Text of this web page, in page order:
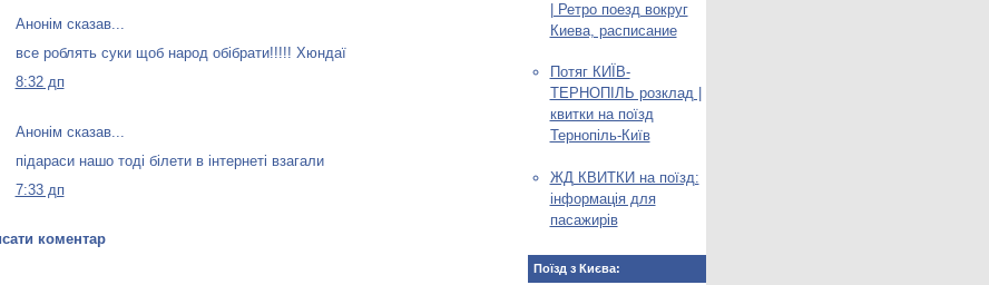
Анонім сказав...
все роблять суки щоб народ обібрати!!!!! Хюндаї
8:32 дп
Анонім сказав...
підараси нашо тоді білети в інтернеті взагали
7:33 дп
коментар
| Ретро поезд вокруг
Киева, расписание
Потяг КИЇВ-
ТЕРНОПІЛЬ розклад |
квитки на поїзд
Тернопіль-Київ
ЖД КВИТКИ на поїзд:
інформація для
пасажирів
Поїзд з Києва: